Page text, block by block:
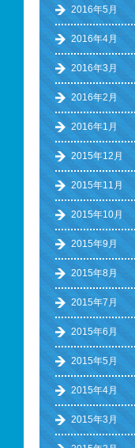
2016年5月
2016年4月
2016年3月
2016年2月
2016年1月
2015年12月
2015年11月
2015年10月
2015年9月
2015年8月
2015年7月
2015年6月
2015年5月
2015年4月
2015年3月